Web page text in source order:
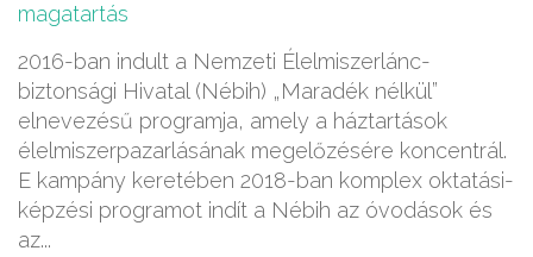
magatartás
2016-ban indult a Nemzeti Élelmiszerlánc-
biztonsági Hivatal (Nébih) „Maradék nélkül”
elnevezésű programja, amely a háztartások
élelmiszerpazarlásának megelőzésére koncentrál.
E kampány keretében 2018-ban komplex oktatási-
képzési programot indít a Nébih az óvodások és
az...